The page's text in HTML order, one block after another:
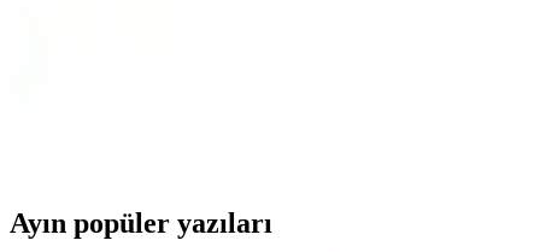
Ayın popüler yazıları